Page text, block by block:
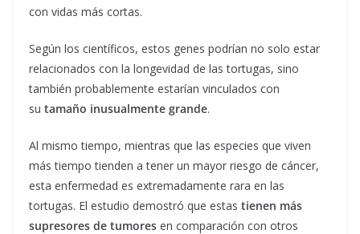
con vidas más cortas.
Según los científicos, estos genes podrían no solo estar
relacionados con la longevidad de las tortugas, sino
también probablemente estarían vinculados con
su tamaño inusualmente grande.
Al mismo tiempo, mientras que las especies que viven
más tiempo tienden a tener un mayor riesgo de cáncer,
esta enfermedad es extremadamente rara en las
tortugas. El estudio demostró que estas tienen más
supresores de tumores en comparación con otros